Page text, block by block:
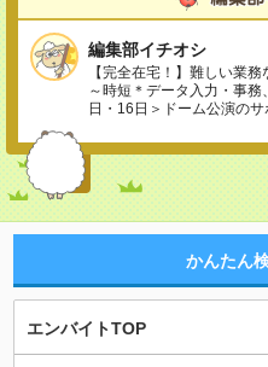
編集部イチオシ
【完全在宅！】難しい業
～時短＊データ入力・事
日・16日＞ドーム公演の
かんたん
エンバイトTOP